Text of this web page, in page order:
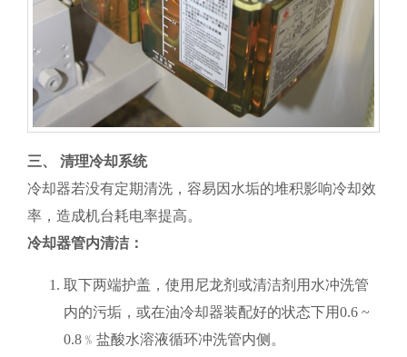
三、 清理冷却系统
冷却器若没有定期清洗，容易因水垢的堆积影响冷却效
率，造成机台耗电率提高。
冷却器管内清洁：
取下两端护盖，使用尼龙剂或清洁剂用水冲洗管
内的污垢，或在油冷却器装配好的状态下用0.6 ~
0.8﹪盐酸水溶液循环冲洗管内侧。